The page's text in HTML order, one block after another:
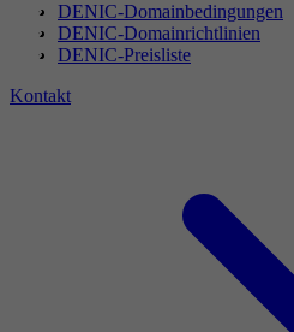
DENIC-Domainbedingungen
DENIC-Domainrichtlinien
DENIC-Preisliste
Kontakt